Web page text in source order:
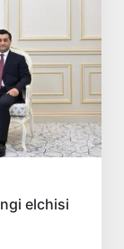
elchisi